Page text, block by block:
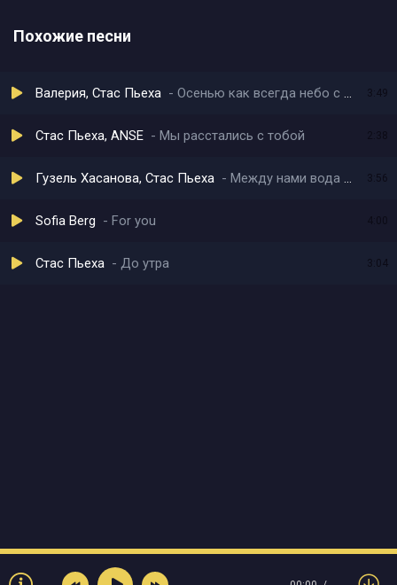
Похожие песни
Валерия, Стас Пьеха Осенью как всегда небо с проседью 3:49
Стас Пьеха, ANSE Мы расстались с тобой
Гузель Хасанова, Стас Пьеха Между нами вода детский смех города 3:56
Sofia Berg For you
Стас Пьеха До утра 3:04